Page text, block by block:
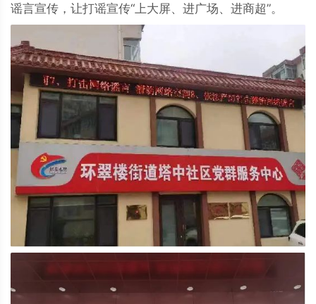
谣言宣传，让打谣宣传“上大屏、进广场、进商超”。